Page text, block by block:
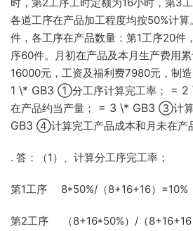
各道工序在产品加工程度均按50%计
件，各工序在产品数量：第1工序20件
序60件。月初在产品及本月生产费用
16000元，工资及福利费7980元，制
1 \* GB3 ①分工序计算完工率； = 2
在产品约当产量；
= 3 \* GB3 ③计算
GB3 ④计算完工产品成本和月未在产
. 答：（1）、计算分工序完工率；
第1工序 8*50%/（8+16+16）=10%
第2工序 （8+16*50%）/（